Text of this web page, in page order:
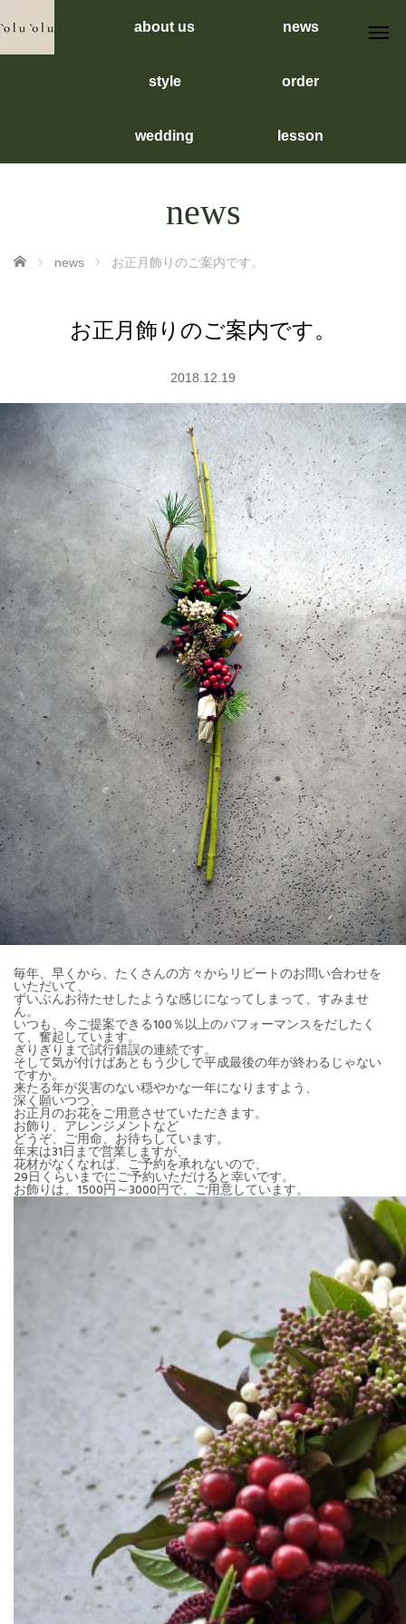
about us news
style order
wedding lesson
news
ホーム news お正月飾りのご案内です。
お正月飾りのご案内です。
2018.12.19
毎年、早くから、たくさんの方々からリピートのお問い合わせを
いただいて、
ずいぶんお待たせしたような感じになってしまって、すみませ
ん。
いつも、今ご提案できる100％以上のパフォーマンスをだしたく
て、奮起しています。
ぎりぎりまで試行錯誤の連続です。
そして気が付けばあともう少しで平成最後の年が終わるじゃない
ですか。
来たる年が災害のない穏やかな一年になりますよう、
深く願いつつ、
お正月のお花をご用意させていただきます。
お飾り、アレンジメントなど
どうぞ、ご用命、お待ちしています。
年末は31日まで営業しますが、
花材がなくなれば、ご予約を承れないので、
29日くらいまでにご予約いただけると幸いです。
お飾りは、1500円～3000円で、ご用意しています。